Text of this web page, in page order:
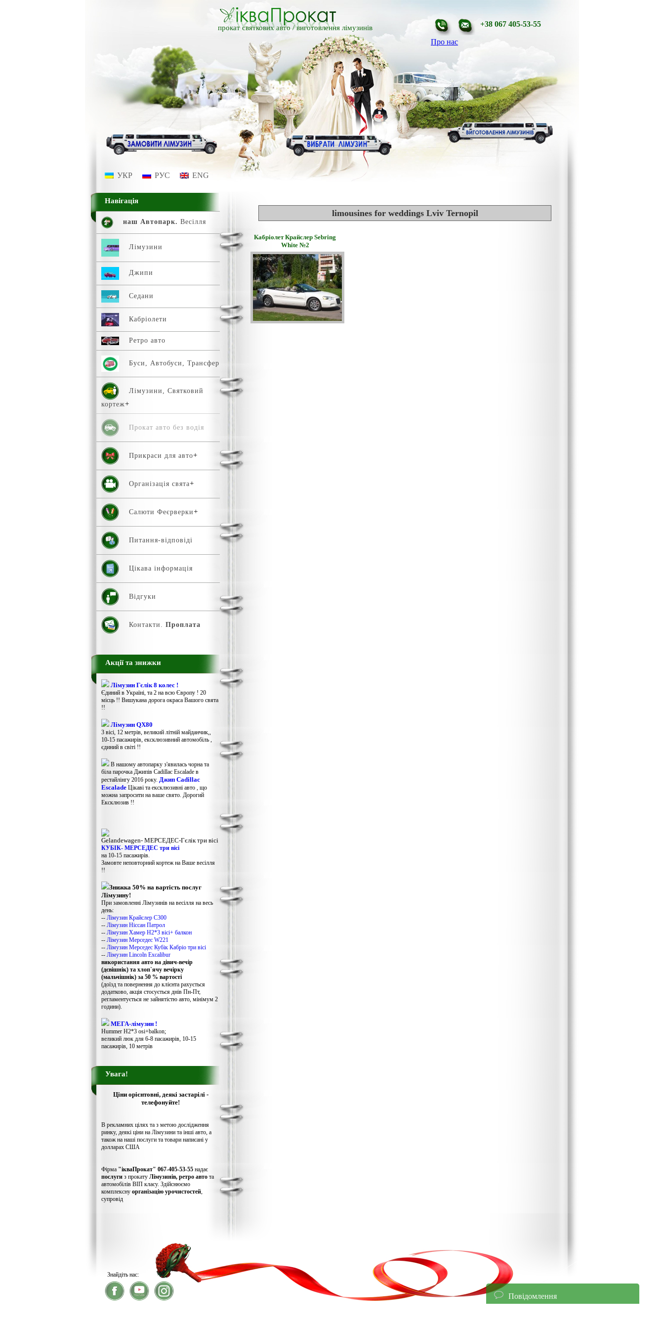
прокат святкових авто /виготовлення лімузинів
Про нас
+38 067 405-53-55
УКР РУС ENG
Навігація
наш Автопарк. Весілля
Лімузини
Джипи
Седани
Кабріолети
Ретро авто
Буси, Автобуси, Трансфер
Лімузини, Святковий
кортеж
Прокат авто без водія
Прикраси для авто
Організація свята
Салюти Феєрверки
Питання-відповіді
Цікава інформація
Відгуки
Контакти. Проплата
Акції та знижки
Лімузин Гєлік 8 колес !
Єдиний в Україні, та 2 на всю Європу ! 20
місць !! Вишукана дорога окраса Вашого свята
!!
Лімузин QX80
3 вісі, 12 метрів, великий літній майданчик,,
10-15 пасажирів, ексклюзивний автомобіль ,
єдиний в світі !!
В нашому автопарку з'явилась чорна та
біла парочка Джипів Cadillac Escalade в
рестайлінгу 2016 року. Джип Cadillac
Escalade Цікаві та ексклюзивні авто , що
можна запросити на ваше свято. Дорогий
Ексклюзив !!
Gelandewagen​- МЕРСЕДЕС-Гєлік три вісі
КУБІК- МЕРСЕДЕС три вісі
на 10-15 пасажирів.
Замовте неповторний кортеж на Ваше весілля
!!
Знижка 50% на вартість послуг
Лімузину!
При замовленні Лімузинів на весілля на весь
день:
-- Лімузин Крайслер С300
-- Лімузин Ніссан Патрол
-- Лімузин Хамер Н2*3 вісі+ балкон
-- Лімузин Мерседес W221
-- Лімузин Мерседес Кубік Кабріо три вісі
-- Лімузин Lincoln Excalibur
використання авто на дівич-вечір
(дєвішнік) та хлоп`ячу вечірку
(мальчішнік) за 50 % вартості
(доїзд та повернення до клієнта рахується
додатково, акція стосується днів Пн-Пт,
регламентується не зайнятістю авто, мінімум 2
години).
МЕГА-лімузин !
Hummer H2*3 osi+balkon;
великий люк для 6-8 пасажирів, 10-15
пасажирів, 10 метрів
Увага!
Ціни орієнтовні, деякі застарілі -
телефонуйте!
В рекламних цілях та з метою дослідження
ринку, деякі ціни на Лімузини та інші авто, а
також на наші послуги та товари написані у
долларах США
Фірма "ікваПрокат" 067-405-53-55 надає
послуги з прокату Лімузинів, ретро авто та
автомобілів ВІП класу. Здійснюємо
комплексну організацію урочистостей,
супровід
limousines for weddings Lviv Ternopil
Кабріолет Крайслер Sebring
White №2
Знайдіть нас:
Повідомлення